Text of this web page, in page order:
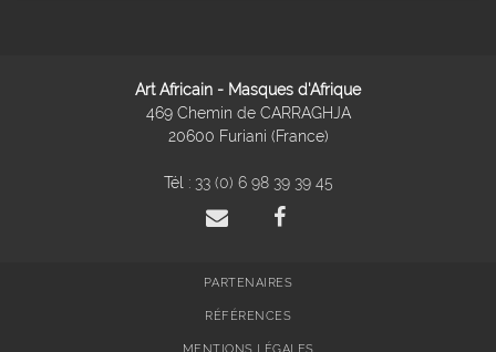
Art Africain - Masques d'Afrique
469 Chemin de CARRAGHJA
20600 Furiani (France)
Tél : 33 (0) 6 98 39 39 45
PARTENAIRES
RÉFÉRENCES
MENTIONS LÉGALES